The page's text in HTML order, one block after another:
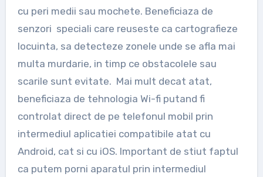
cu peri medii sau mochete. Beneficiaza de
senzori speciali care reuseste ca cartografieze
locuinta, sa detecteze zonele unde se afla mai
multa murdarie, in timp ce obstacolele sau
scarile sunt evitate. Mai mult decat atat,
beneficiaza de tehnologia Wi-fi putand fi
controlat direct de pe telefonul mobil prin
intermediul aplicatiei compatibile atat cu
Android, cat si cu iOS. Important de stiut faptul
ca putem porni aparatul prin intermediul